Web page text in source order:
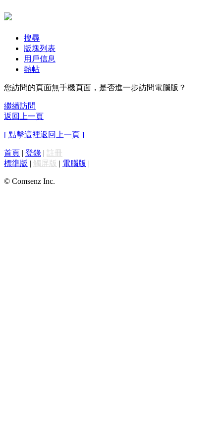
搜尋
版塊列表
用戶信息
熱帖
您訪問的頁面無手機頁面，是否進一步訪問電腦版？
繼續訪問
返回上一頁
[ 點擊這裡返回上一頁 ]
首頁 | 登錄 | 註冊
標準版 | 觸屏版 | 電腦版 |
© Comsenz Inc.